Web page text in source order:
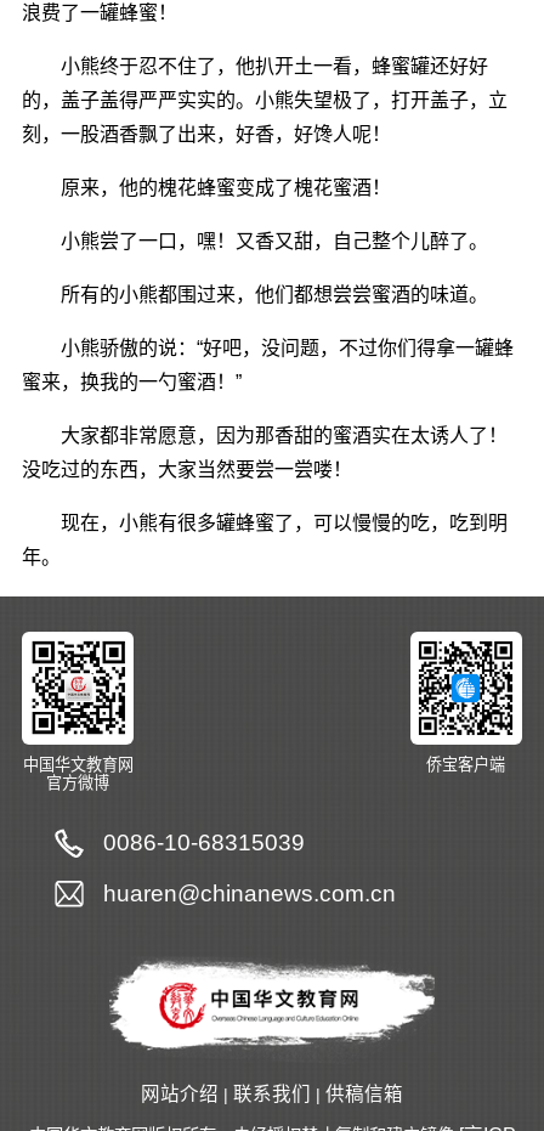
浪费了一罐蜂蜜！
小熊终于忍不住了，他扒开土一看，蜂蜜罐还好好
的，盖子盖得严严实实的。小熊失望极了，打开盖子，立
刻，一股酒香飘了出来，好香，好馋人呢！
原来，他的槐花蜂蜜变成了槐花蜜酒！
小熊尝了一口，嘿！又香又甜，自己整个儿醉了。
所有的小熊都围过来，他们都想尝尝蜜酒的味道。
小熊骄傲的说：“好吧，没问题，不过你们得拿一罐蜂
蜜来，换我的一勺蜜酒！”
大家都非常愿意，因为那香甜的蜜酒实在太诱人了！
没吃过的东西，大家当然要尝一尝喽！
现在，小熊有很多罐蜂蜜了，可以慢慢的吃，吃到明
年。
中国华文教育网
官方微博
侨宝客户端
0086-10-68315039
huaren@chinanews.com.cn
网站介绍 | 联系我们 | 供稿信箱